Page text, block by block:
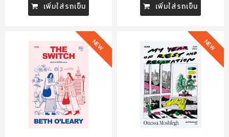
เพิ่มใส่รถเข็น เพิ่มใส่รถเข็น
NEW NEW